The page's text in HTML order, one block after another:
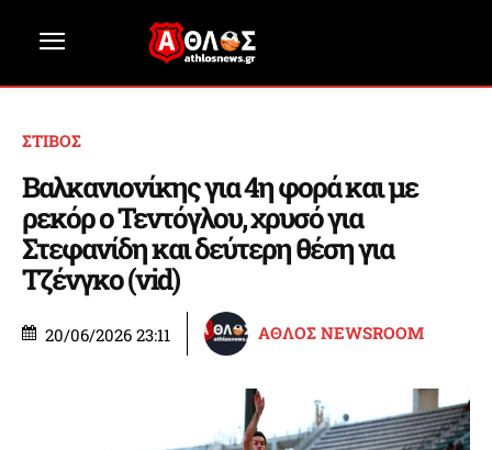
ΣΤΙΒΟΣ
Βαλκανιονίκης για 4η φορά και με
ρεκόρ ο Τεντόγλου, χρυσό για
Στεφανίδη και δεύτερη θέση για
Τζένγκο (vid)
20/06/2026 23:11 ΑΘΛΟΣ NEWSROOM